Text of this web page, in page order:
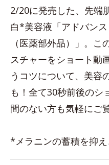
2/20に発売した、先端
白*美容液「アドバン
（医薬部外品）」。こ
スチャーをショート動
うコツについて、美容
も！全て30秒前後のシ
間のない方も気軽にご
*メラニンの蓄積を抑